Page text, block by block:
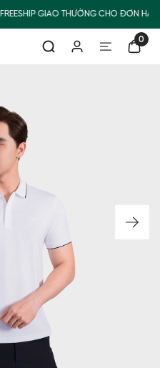
FREESHIP GIAO THƯỜNG CHO ĐƠN
0